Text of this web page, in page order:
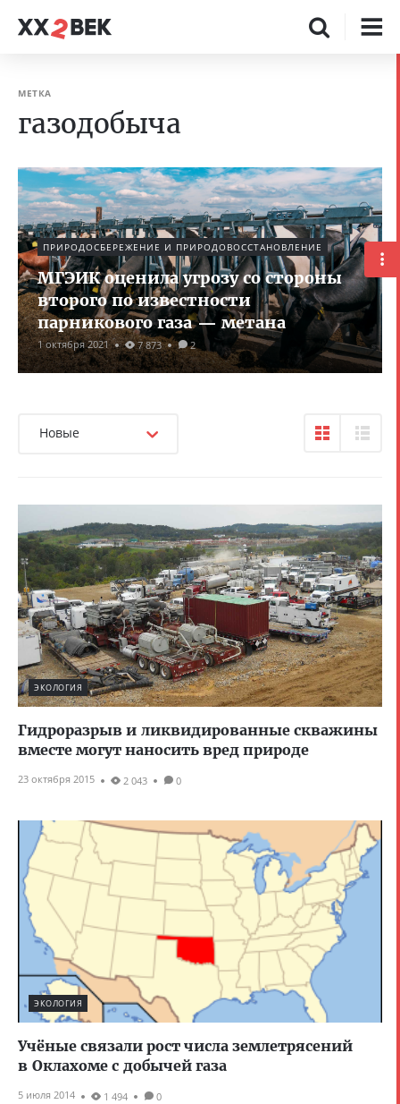
МЕТКА
газодобыча
ПРИРОДОСБЕРЕЖЕНИЕ И ПРИРОДОВОССТАНОВЛЕНИЕ
МГЭИК оценила угрозу со стороны
второго по известности
парникового газа — метана
1 октября 2021 7 873 2
Новые
ЭКОЛОГИЯ
Гидроразрыв и ликвидированные скважины
вместе могут наносить вред природе
23 октября 2015 2 043 0
ЭКОЛОГИЯ
Учёные связали рост числа землетрясений
в Оклахоме с добычей газа
5 июля 2014 1 494 0